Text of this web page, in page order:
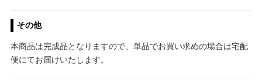
その他
本商品は完成品となりますので、単品でお買い求めの場合は宅配
便にてお届けいたします。